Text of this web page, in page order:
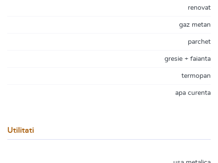
renovat
gaz metan
parchet
gresie + faianta
termopan
apa curenta
Utilitati